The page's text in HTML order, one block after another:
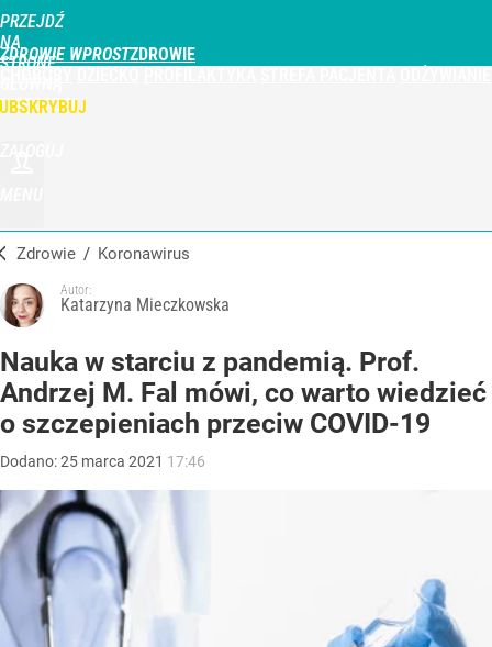
PRZEJDŹ
NA
STRONĘ
WPROST.PL
ZDROWIE WPROST
Zdrowie / Koronawirus
Autor:
Katarzyna Mieczkowska
Nauka w starciu z pandemią. Prof.
Andrzej M. Fal mówi, co warto wiedzieć
o szczepieniach przeciw COVID-19
Dodano:25 marca 2021 17:46